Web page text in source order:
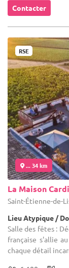
Contacter
RSE
... 34 km
La Maison
Saint-Étienne-de-
Lieu Atypique /
Salle des fêtes :
française s'allie
chaque détail